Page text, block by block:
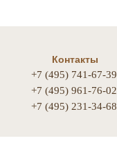
Контакты
+7 (495) 741-67-39
+7 (495) 961-76-02
+7 (495) 231-34-68